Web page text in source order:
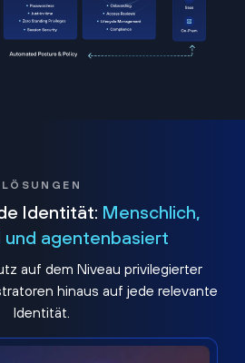
LÖSUNGEN
Identität: Menschlich,
und agentenbasiert
auf dem Niveau privilegierter
hinaus auf jede relevante
Identität.